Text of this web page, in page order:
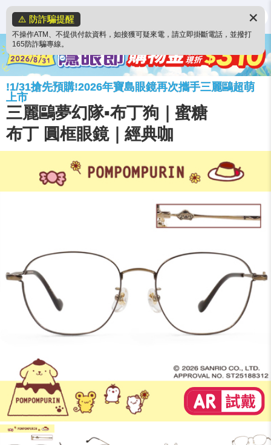
⚠️ 防詐騙提醒
不操作ATM、不提供付款資料，如接獲可疑來電，請立即掛斷電話，並撥打
165防詐騙專線。
✕
!1/31搶先預購!2026年寶島眼鏡再次攜手三麗鷗超萌
上市
三麗鷗夢幻隊▪︎布丁狗｜蜜糖
布丁 圓框眼鏡｜經典咖